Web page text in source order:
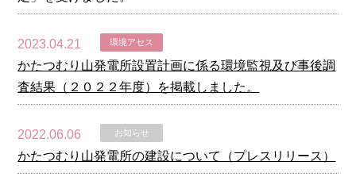
2023.04.21 環境アセス
かたつむり山発電所設置計画に係る環境監視及び事後調
査結果（２０２２年度）を掲載しました。
2022.06.06 お知らせ
かたつむり山発電所の建設について（プレスリリース）